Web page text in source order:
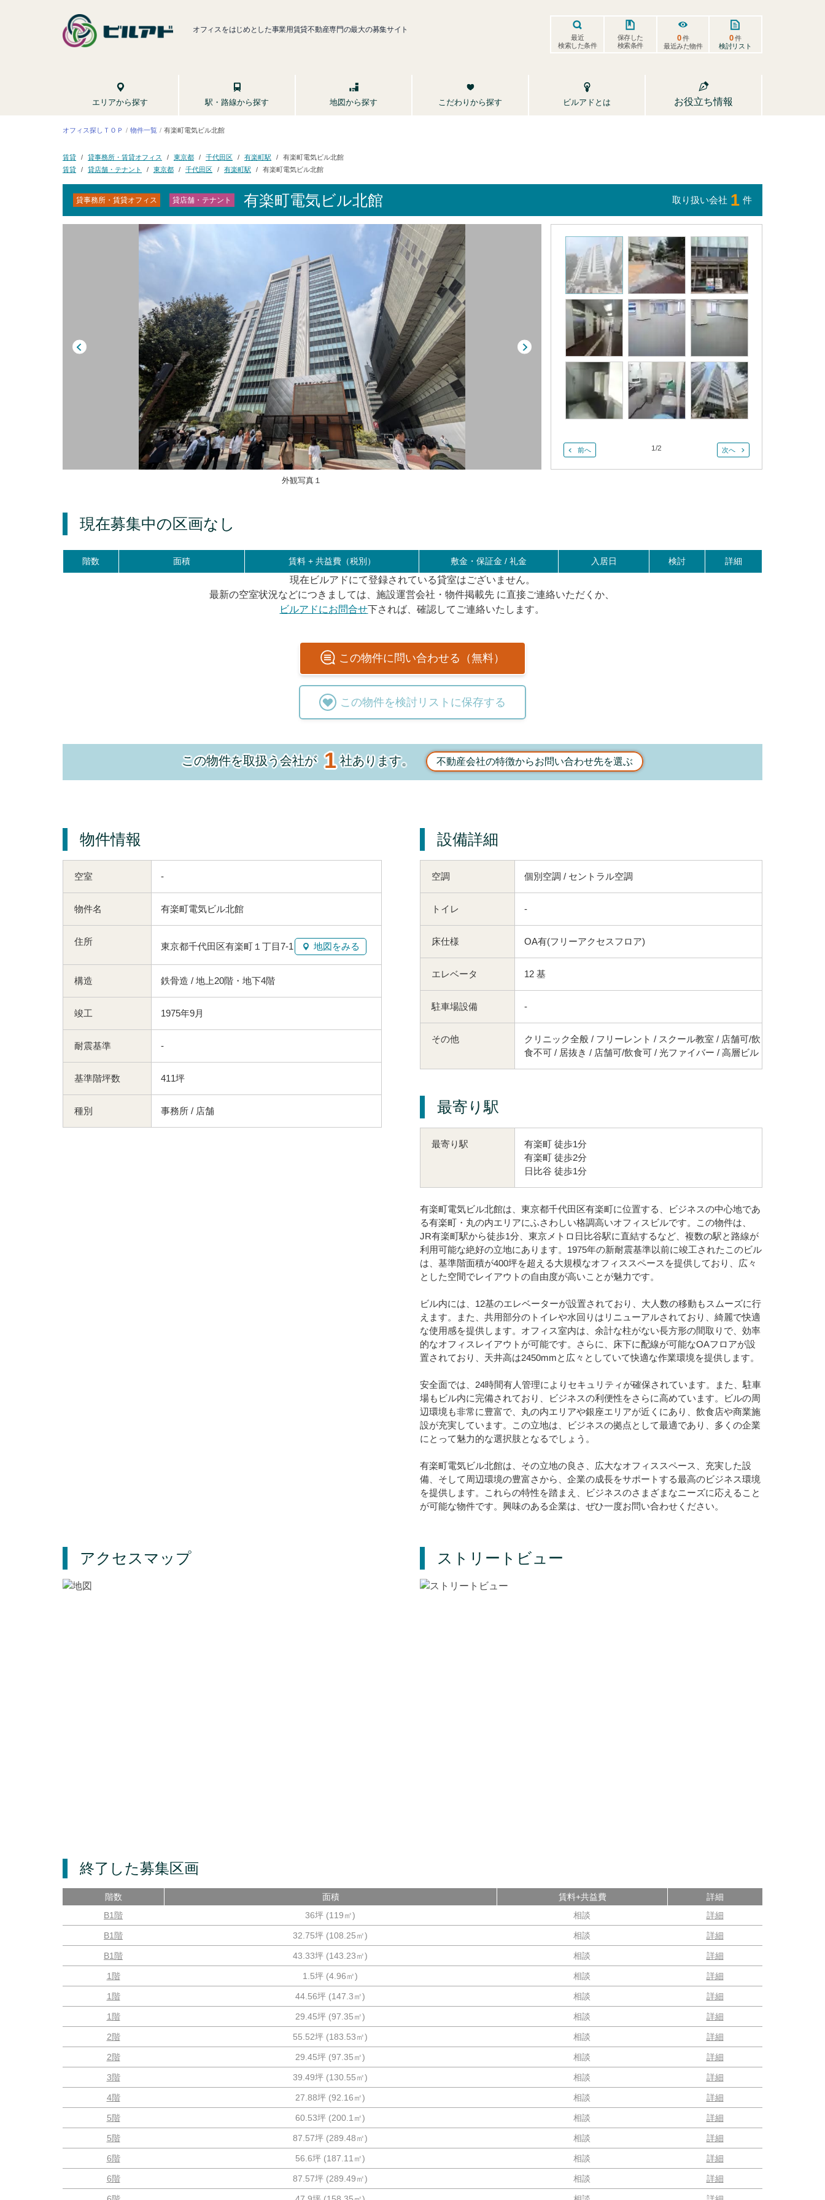
オフィスをはじめとした事業用賃貸不動産専門の最大の募集サイト
最近
検索した条件
保存した
検索条件
0件
最近みた物件
0件
検討リスト
エリアから探す 駅・路線から探す 地図から探す こだわりから探す ビルアドとは お役立ち情報
オフィス探しＴＯＰ 物件一覧 有楽町電気ビル北館
賃貸 貸事務所・賃貸オフィス 東京都 千代田区 有楽町駅 有楽町電気ビル北館
賃貸 貸店舗・テナント 東京都 千代田区 有楽町駅 有楽町電気ビル北館
貸事務所・賃貸オフィス 貸店舗・テナント 有楽町電気ビル北館 取り扱い会社 1 件
外観写真１
前へ 1/2 次へ
現在募集中の区画なし
階数 面積 賃料 +共益費（税別） 敷金・保証金 / 礼金 入居日 検討 詳細
現在ビルアドにて登録されている貸室はございません。
最新の空室状況などにつきましては、施設運営会社・物件掲載先 に直接ご連絡いただくか、
ビルアドにお問合せ下されば、確認してご連絡いたします。
この物件に問い合わせる（無料）
この物件を検討リストに保存する
この物件を取扱う会社が1社あります。 不動産会社の特徴からお問い合わせ先を選ぶ
物件情報
空室 -
物件名 有楽町電気ビル北館
住所 東京都千代田区有楽町１丁目7-1 地図をみる
構造 鉄骨造 / 地上20階・地下4階
竣工 1975年9月
耐震基準 -
基準階坪数 411坪
種別 事務所 / 店舗
設備詳細
空調 個別空調 / セントラル空調
トイレ -
床仕様 OA有(フリーアクセスフロア)
エレベータ 12 基
駐車場設備 -
その他
クリニック全般 / フリーレント / スクール教室 / 店舗可/飲
食不可 / 居抜き / 店舗可/飲食可 / 光ファイバー / 高層ビル
最寄り駅
最寄り駅
有楽町 徒歩1分
有楽町 徒歩2分
日比谷 徒歩1分
有楽町電気ビル北館は、東京都千代田区有楽町に位置する、ビジネスの中心地であ
る有楽町・丸の内エリアにふさわしい格調高いオフィスビルです。この物件は、
JR有楽町駅から徒歩1分、東京メトロ日比谷駅に直結するなど、複数の駅と路線が
利用可能な絶好の立地にあります。1975年の新耐震基準以前に竣工されたこのビル
は、基準階面積が400坪を超える大規模なオフィススペースを提供しており、広々
とした空間でレイアウトの自由度が高いことが魅力です。
ビル内には、12基のエレベーターが設置されており、大人数の移動もスムーズに行
えます。また、共用部分のトイレや水回りはリニューアルされており、綺麗で快適
な使用感を提供します。オフィス室内は、余計な柱がない長方形の間取りで、効率
的なオフィスレイアウトが可能です。さらに、床下に配線が可能なOAフロアが設
置されており、天井高は2450mmと広々としていて快適な作業環境を提供します。
安全面では、24時間有人管理によりセキュリティが確保されています。また、駐車
場もビル内に完備されており、ビジネスの利便性をさらに高めています。ビルの周
辺環境も非常に豊富で、丸の内エリアや銀座エリアが近くにあり、飲食店や商業施
設が充実しています。この立地は、ビジネスの拠点として最適であり、多くの企業
にとって魅力的な選択肢となるでしょう。
有楽町電気ビル北館は、その立地の良さ、広大なオフィススペース、充実した設
備、そして周辺環境の豊富さから、企業の成長をサポートする最高のビジネス環境
を提供します。これらの特性を踏まえ、ビジネスのさまざまなニーズに応えること
が可能な物件です。興味のある企業は、ぜひ一度お問い合わせください。
アクセスマップ ストリートビュー
終了した募集区画
階数 面積 賃料+共益費
詳細
B1階
36坪 (119㎡) 相談 詳細
B1階 32.75坪 (108.25㎡) 相談 詳細
B1階 43.33坪 (143.23㎡) 相談 詳細
1階 1.5坪 (4.96㎡) 相談 詳細
1階 44.56坪 (147.3㎡) 相談 詳細
1階 29.45坪 (97.35㎡) 相談 詳細
2階 55.52坪 (183.53㎡) 相談 詳細
2階 29.45坪 (97.35㎡) 相談 詳細
3階 39.49坪 (130.55㎡) 相談 詳細
4階 27.88坪 (92.16㎡) 相談 詳細
5階 60.53坪 (200.1 ㎡) 相談 詳細
5階 87.57坪 (289.48㎡) 相談 詳細
6階 56.6坪 (187.11 ㎡) 相談 詳細
6階 87.57坪 (289.49㎡) 相談 詳細